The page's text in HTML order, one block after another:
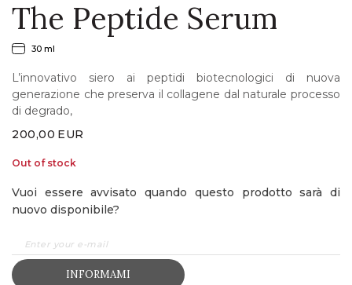
The Peptide Serum
30 ml
L’innovativo siero ai peptidi biotecnologici di nuova
generazione che preserva il collagene dal naturale processo
di degrado,
200,00 EUR
Out of stock
Vuoi essere avvisato quando questo prodotto sarà di
nuovo disponibile?
INFORMAMI